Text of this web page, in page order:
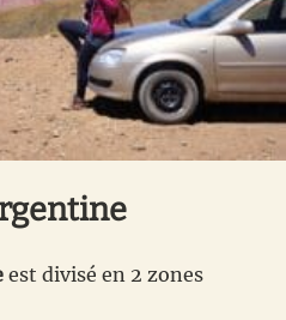
est divisé en 2 zones